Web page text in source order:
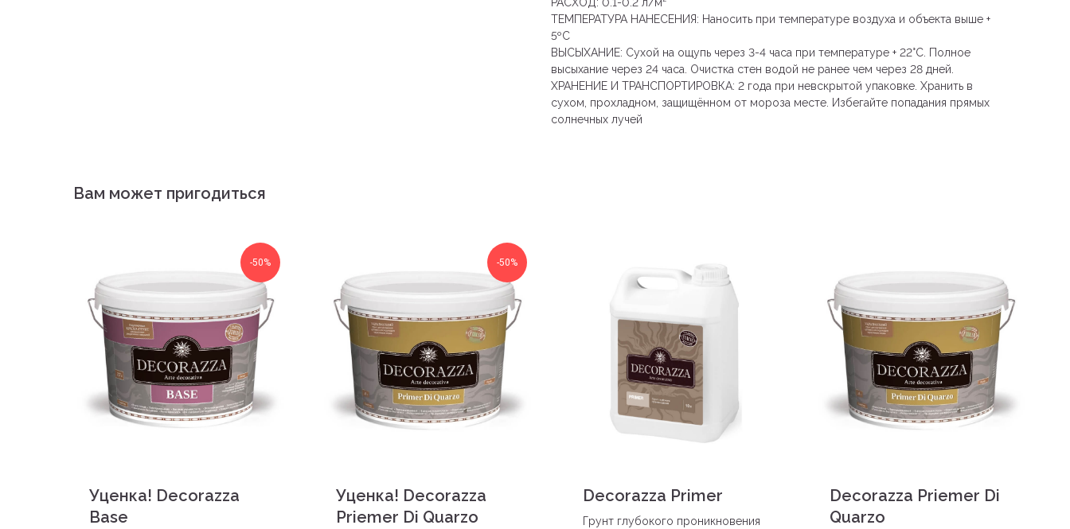
ТЕМПЕРАТУРА НАНЕСЕНИЯ: Наносить при температуре воздуха и объекта выше +
5ºС
ВЫСЫХАНИЕ: Сухой на ощупь через 3-4 часа при температуре + 22°С. Полное
высыхание через 24 часа. Очистка стен водой не ранее чем через 28 дней.
ХРАНЕНИЕ И ТРАНСПОРТИРОВКА: 2 года при невскрытой упаковке. Хранить в
сухом, прохладном, защищённом от мороза месте. Избегайте попадания прямых
солнечных лучей
Вам может пригодиться
-50%
Уценка! Decorazza
Base
-50%
Уценка! Decorazza
Priemer Di Quarzo
Decorazza Primer
Грунт глубокого проникновения
Decorazza Priemer Di
Quarzo